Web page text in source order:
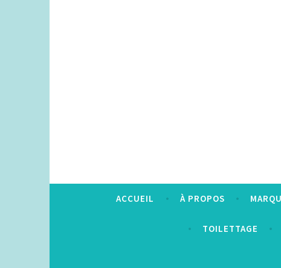
ACCUEIL À PROPOS
TOILETTAGE